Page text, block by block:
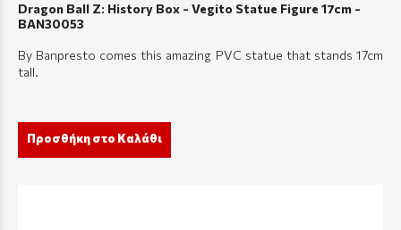
Dragon Ball Z: History Box - Vegito Statue Figure 17cm -
BAN30053
By Banpresto comes this amazing PVC statue that stands 17cm
tall.
Προσθήκη στο Καλάθι